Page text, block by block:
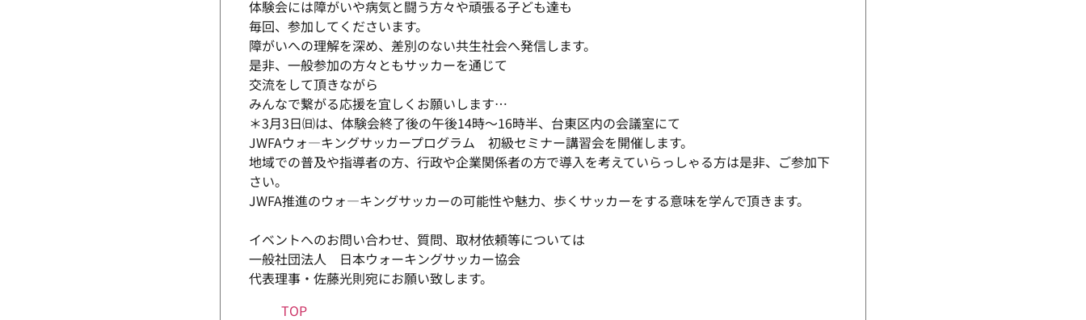
体験会には障がいや病気と闘う方々や頑張る子ども達も
毎回、参加してくださいます。
障がいへの理解を深め、差別のない共生社会へ発信します。
是非、一般参加の方々ともサッカーを通じて
交流をして頂きながら
みんなで繋がる応援を宜しくお願いします…
＊3月3日㈰は、体験会終了後の午後14時～16時半、台東区内の会議室にて
JWFAウォ―キングサッカープログラム 初級セミナー講習会を開催します。
地域での普及や指導者の方、行政や企業関係者の方で導入を考えていらっしゃる方は是非、ご参加下
さい。
JWFA推進のウォ―キングサッカーの可能性や魅力、歩くサッカーをする意味を学んで頂きます。
イベントへのお問い合わせ、質問、取材依頼等については
一般社団法人 日本ウォーキングサッカー協会
代表理事・佐藤光則宛にお願い致します。
TOP